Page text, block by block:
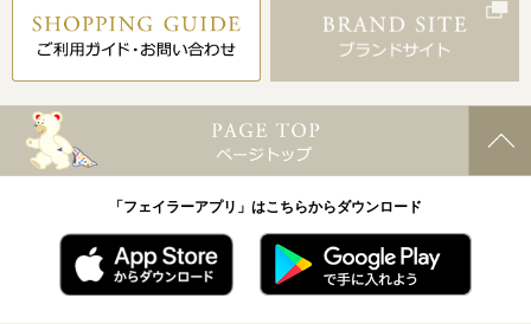
「フェイラーアプリ」はこちらからダウンロード